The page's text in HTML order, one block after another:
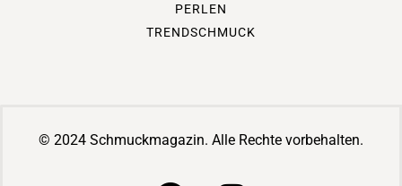
PERLEN
TRENDSCHMUCK
© 2024 Schmuckmagazin. Alle Rechte vorbehalten.